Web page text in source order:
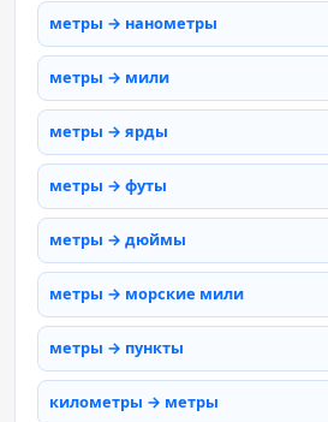
метры → нанометры
метры → мили
метры → ярды
метры → футы
метры → дюймы
метры → морские мили
метры → пункты
километры → метры